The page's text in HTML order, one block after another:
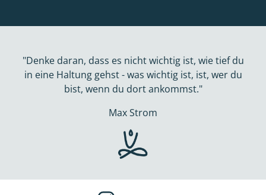
"Denke daran, dass es nicht wichtig ist, wie tief du
in eine Haltung gehst - was wichtig ist, ist, wer du
bist, wenn du dort ankommst."
Max Strom